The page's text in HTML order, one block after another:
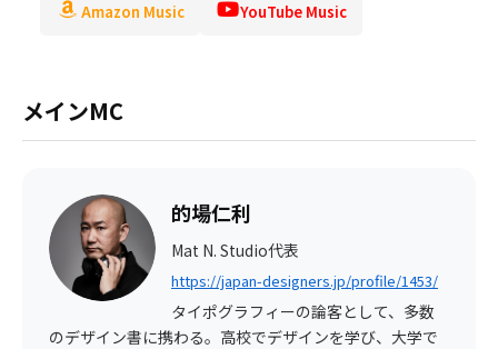
Amazon Music YouTube Music
メインMC
的場仁利
Mat N. Studio代表
https://japan-designers.jp/profile/1453/
タイポグラフィーの論客として、多数
のデザイン書に携わる。高校でデザインを学び、大学で